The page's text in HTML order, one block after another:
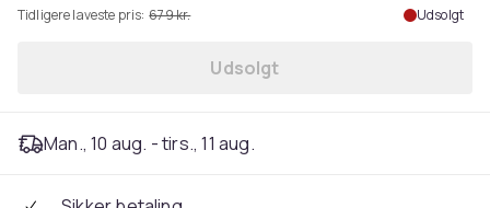
Tidligere laveste pris: 679 kr. Udsolgt
Udsolgt
Man., 10 aug. - tirs., 11 aug.